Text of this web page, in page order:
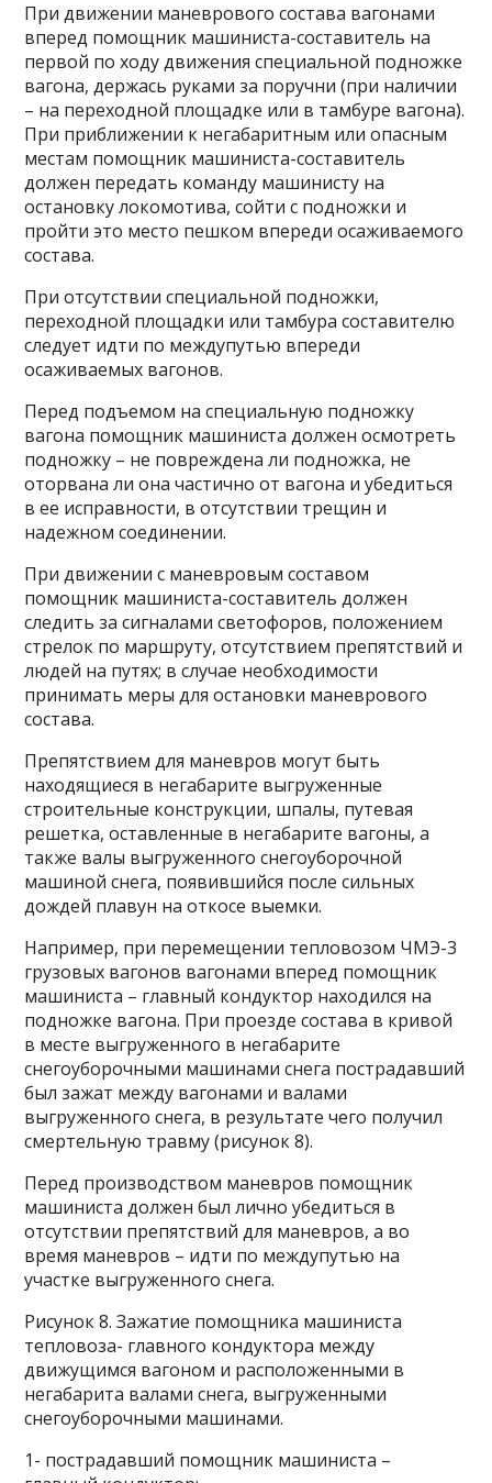
При движении маневрового состава вагонами
вперед помощник машиниста-составитель на
первой по ходу движения специальной подножке
вагона, держась руками за поручни (при наличии
– на переходной площадке или в тамбуре вагона).
При приближении к негабаритным или опасным
местам помощник машиниста-составитель
должен передать команду машинисту на
остановку локомотива, сойти с подножки и
пройти это место пешком впереди осаживаемого
состава.
При отсутствии специальной подножки,
переходной площадки или тамбура составителю
следует идти по междупутью впереди
осаживаемых вагонов.
Перед подъемом на специальную подножку
вагона помощник машиниста должен осмотреть
подножку – не повреждена ли подножка, не
оторвана ли она частично от вагона и убедиться
в ее исправности, в отсутствии трещин и
надежном соединении.
При движении с маневровым составом
помощник машиниста-составитель должен
следить за сигналами светофоров, положением
стрелок по маршруту, отсутствием препятствий и
людей на путях; в случае необходимости
принимать меры для остановки маневрового
состава.
Препятствием для маневров могут быть
находящиеся в негабарите выгруженные
строительные конструкции, шпалы, путевая
решетка, оставленные в негабарите вагоны, а
также валы выгруженного снегоуборочной
машиной снега, появившийся после сильных
дождей плавун на откосе выемки.
Например, при перемещении тепловозом ЧМЭ-3
грузовых вагонов вагонами вперед помощник
машиниста – главный кондуктор находился на
подножке вагона. При проезде состава в кривой
в месте выгруженного в негабарите
снегоуборочными машинами снега пострадавший
был зажат между вагонами и валами
выгруженного снега, в результате чего получил
смертельную травму (рисунок 8).
Перед производством маневров помощник
машиниста должен был лично убедиться в
отсутствии препятствий для маневров, а во
время маневров – идти по междупутью на
участке выгруженного снега.
Рисунок 8. Зажатие помощника машиниста
тепловоза- главного кондуктора между
движущимся вагоном и расположенными в
негабарита валами снега, выгруженными
снегоуборочными машинами.
1- пострадавший помощник машиниста –